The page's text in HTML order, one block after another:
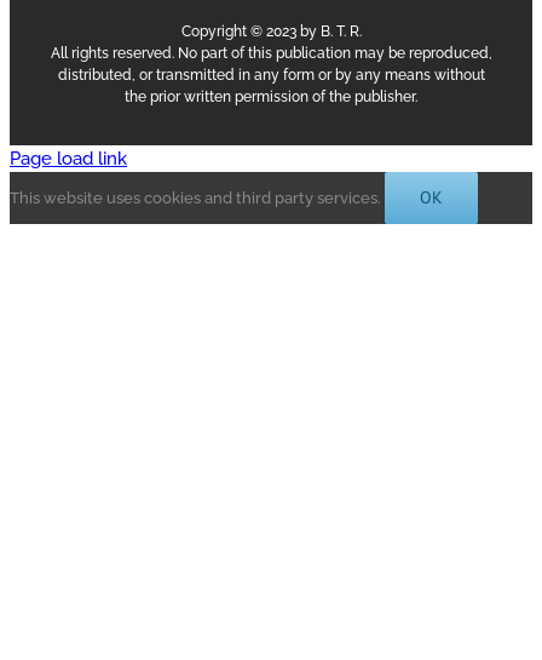
Copyright © 2023 by B. T. R.
All rights reserved. No part of this publication may be reproduced,
distributed, or transmitted in any form or by any means without
the prior written permission of the publisher.
Page load link
This website uses cookies and third party services. OK